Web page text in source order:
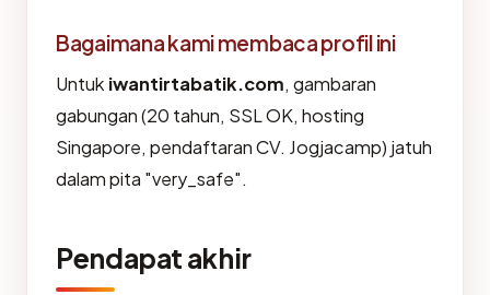
Bagaimana kami membaca profil ini
Untuk iwantirtabatik.com, gambaran
gabungan (20 tahun, SSL OK, hosting
Singapore, pendaftaran CV. Jogjacamp) jatuh
dalam pita "very_safe".
Pendapat akhir